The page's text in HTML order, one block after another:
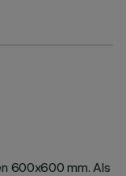
600x600 mm. Als